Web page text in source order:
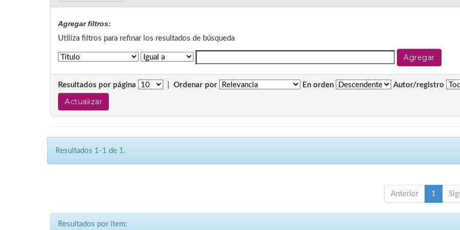
Agregar filtros:
Utiliza filtros para refinar los resultados de búsqueda
Resultados por página Ordenar por En orden Autor/registro
Resultados 1-1 de 1.
Anterior 1
Resultados por ítem: